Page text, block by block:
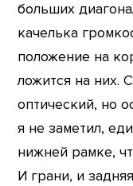
больших
качелька
положение на
ложится на них.
оптический, но
я не заметил,
нижней рамке,
И грани, и